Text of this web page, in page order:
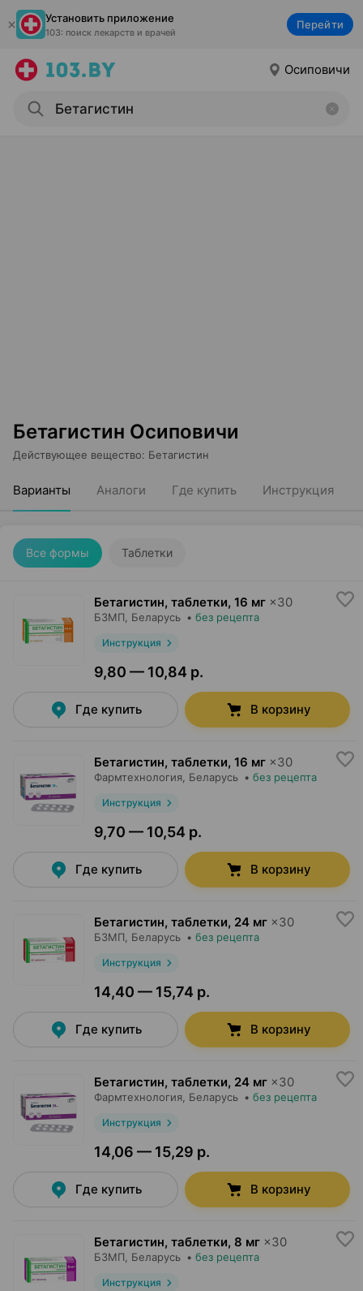
Установить приложение
103: поиск лекарств и врачей
Перейти
Осиповичи
Бетагистин Осиповичи
Действующее вещество: Бетагистин
Варианты Аналоги Где купить Инструкция
Все формы Таблетки
Бетагистин, таблетки, 16 мг ×30
БЗМП , Беларусь • без рецепта
Инструкция
9,80 — 10,84 р.
Где купить В корзину
Бетагистин, таблетки, 16 мг ×30
Фармтехнология , Беларусь • без рецепта
Инструкция
9,70 — 10,54 р.
Где купить В корзину
Бетагистин, таблетки, 24 мг ×30
БЗМП , Беларусь • без рецепта
Инструкция
14,40 — 15,74 р.
Где купить В корзину
Бетагистин, таблетки, 24 мг ×30
Фармтехнология , Беларусь • без рецепта
Инструкция
14,06 — 15,29 р.
Где купить В корзину
Бетагистин, таблетки, 8 мг ×30
БЗМП , Беларусь • без рецепта
Инструкция